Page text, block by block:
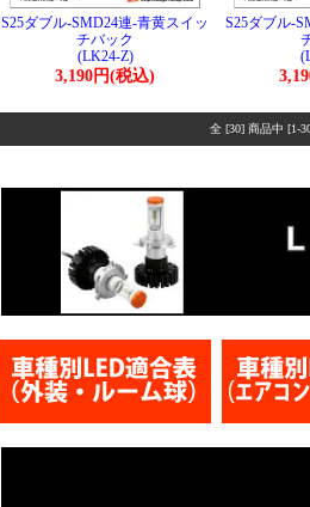
S25ダブル-SMD24連-青黄スイッ
チバック
(LK24-Z)
3,190円(税込)
S25ダブル-
全 [30] 商品中 [1-